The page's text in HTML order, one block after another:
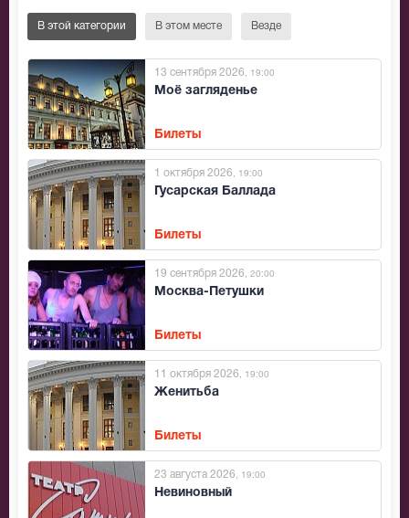
В этой категории В этом месте Везде
Моё загляденье
13 сентября 2026 , 19:00
Билеты
Гусарская Баллада
1 октября 2026 , 19:00
Билеты
Москва-Петушки
19 сентября 2026 , 20:00
Билеты
Женитьба
11 октября 2026 , 19:00
Билеты
Невиновный
23 августа 2026 , 19:00